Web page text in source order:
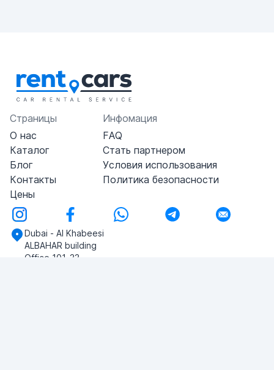
Страницы
О нас
Каталог
Блог
Контакты
Цены
Инфомация
FAQ
Стать партнером
Условия использования
Политика безопасности
Dubai - Al Khabeesi
ALBAHAR building
Office 101-33